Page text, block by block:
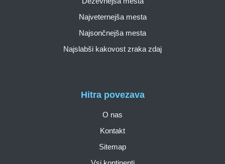
Hitra povezava
O nas
Kontakt
Sitemap
Najveternejša mesta
Najsončnejša mesta
Najslabši kakovost zraka zdaj